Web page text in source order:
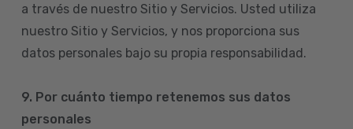
a través de nuestro Sitio y Servicios. Usted utiliza
nuestro Sitio y Servicios, y nos proporciona sus
datos personales bajo su propia responsabilidad.
9. Por cuánto tiempo retenemos sus datos
personales